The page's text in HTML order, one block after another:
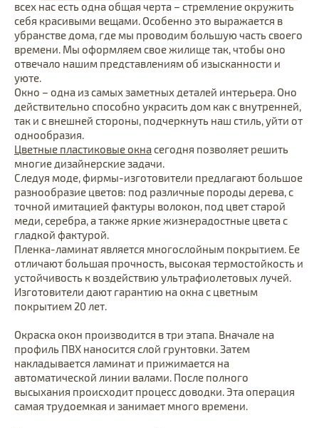
всех нас есть одна общая черта – стремление окружить
себя красивыми вещами. Особенно это выражается в
убранстве дома, где мы проводим большую часть своего
времени. Мы оформляем свое жилище так, чтобы оно
отвечало нашим представлениям об изысканности и
уюте.
Окно – одна из самых заметных деталей интерьера. Оно
действительно способно украсить дом как с внутренней,
так и с внешней стороны, подчеркнуть наш стиль, уйти от
однообразия.
Цветные пластиковые окнасегодня позволяет решить
многие дизайнерские задачи.
Следуя моде, фирмы-изготовители предлагают большое
разнообразие цветов: под различные породы дерева, с
точной имитацией фактуры волокон, под цвет старой
меди, серебра, а также яркие жизнерадостные цвета с
гладкой фактурой.
Пленка-ламинат является многослойным покрытием. Ее
отличают большая прочность, высокая термостойкость и
устойчивость к воздействию ультрафиолетовых лучей.
Изготовители дают гарантию на окна с цветным
покрытием 20 лет.
Окраска окон производится в три этапа. Вначале на
профиль ПВХ наносится слой грунтовки. Затем
накладывается ламинат и прижимается на
автоматической линии валами. После полного
высыхания происходит процесс доводки. Эта операция
самая трудоемкая и занимает много времени.